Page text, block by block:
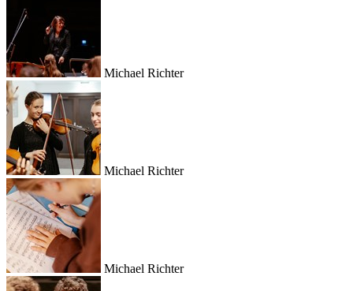
Michael Richter
Michael Richter
Michael Richter